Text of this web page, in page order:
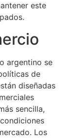
este
argentino se
de
diseñadas
sencilla,
Los